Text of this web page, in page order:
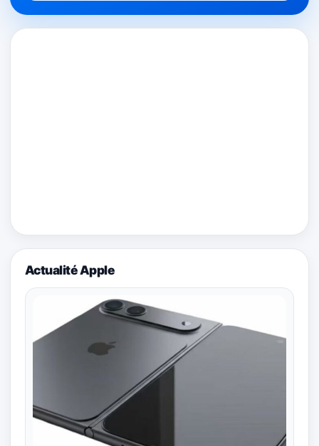
Actualité Apple